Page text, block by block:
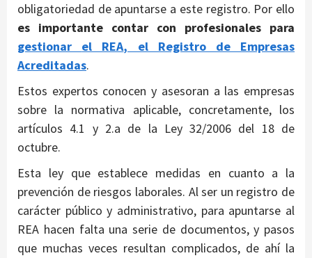
obligatoriedad de apuntarse a este registro. Por ello
es importante contar con profesionales para
gestionar el REA, el Registro de Empresas
Acreditadas.
Estos expertos conocen y asesoran a las empresas
sobre la normativa aplicable, concretamente, los
artículos 4.1 y 2.a de la Ley 32/2006 del 18 de
octubre.
Esta ley que establece medidas en cuanto a la
prevención de riesgos laborales. Al ser un registro de
carácter público y administrativo, para apuntarse al
REA hacen falta una serie de documentos, y pasos
que muchas veces resultan complicados, de ahí la